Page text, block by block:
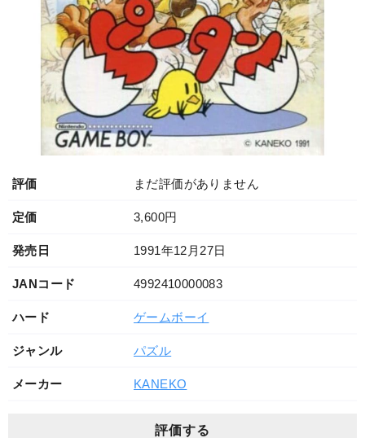
評価 まだ評価がありません
定価 3,600円
発売日 1991年12月27日
JANコード 4992410000083
ハード ゲームボーイ
ジャンル パズル
メーカー KANEKO
評価する